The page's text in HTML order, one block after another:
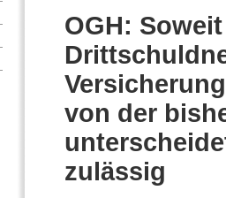
OGH:
von der
zulässig